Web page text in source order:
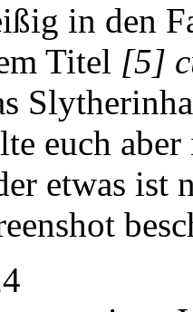
in den
Titel [5]
euch
etwas ist